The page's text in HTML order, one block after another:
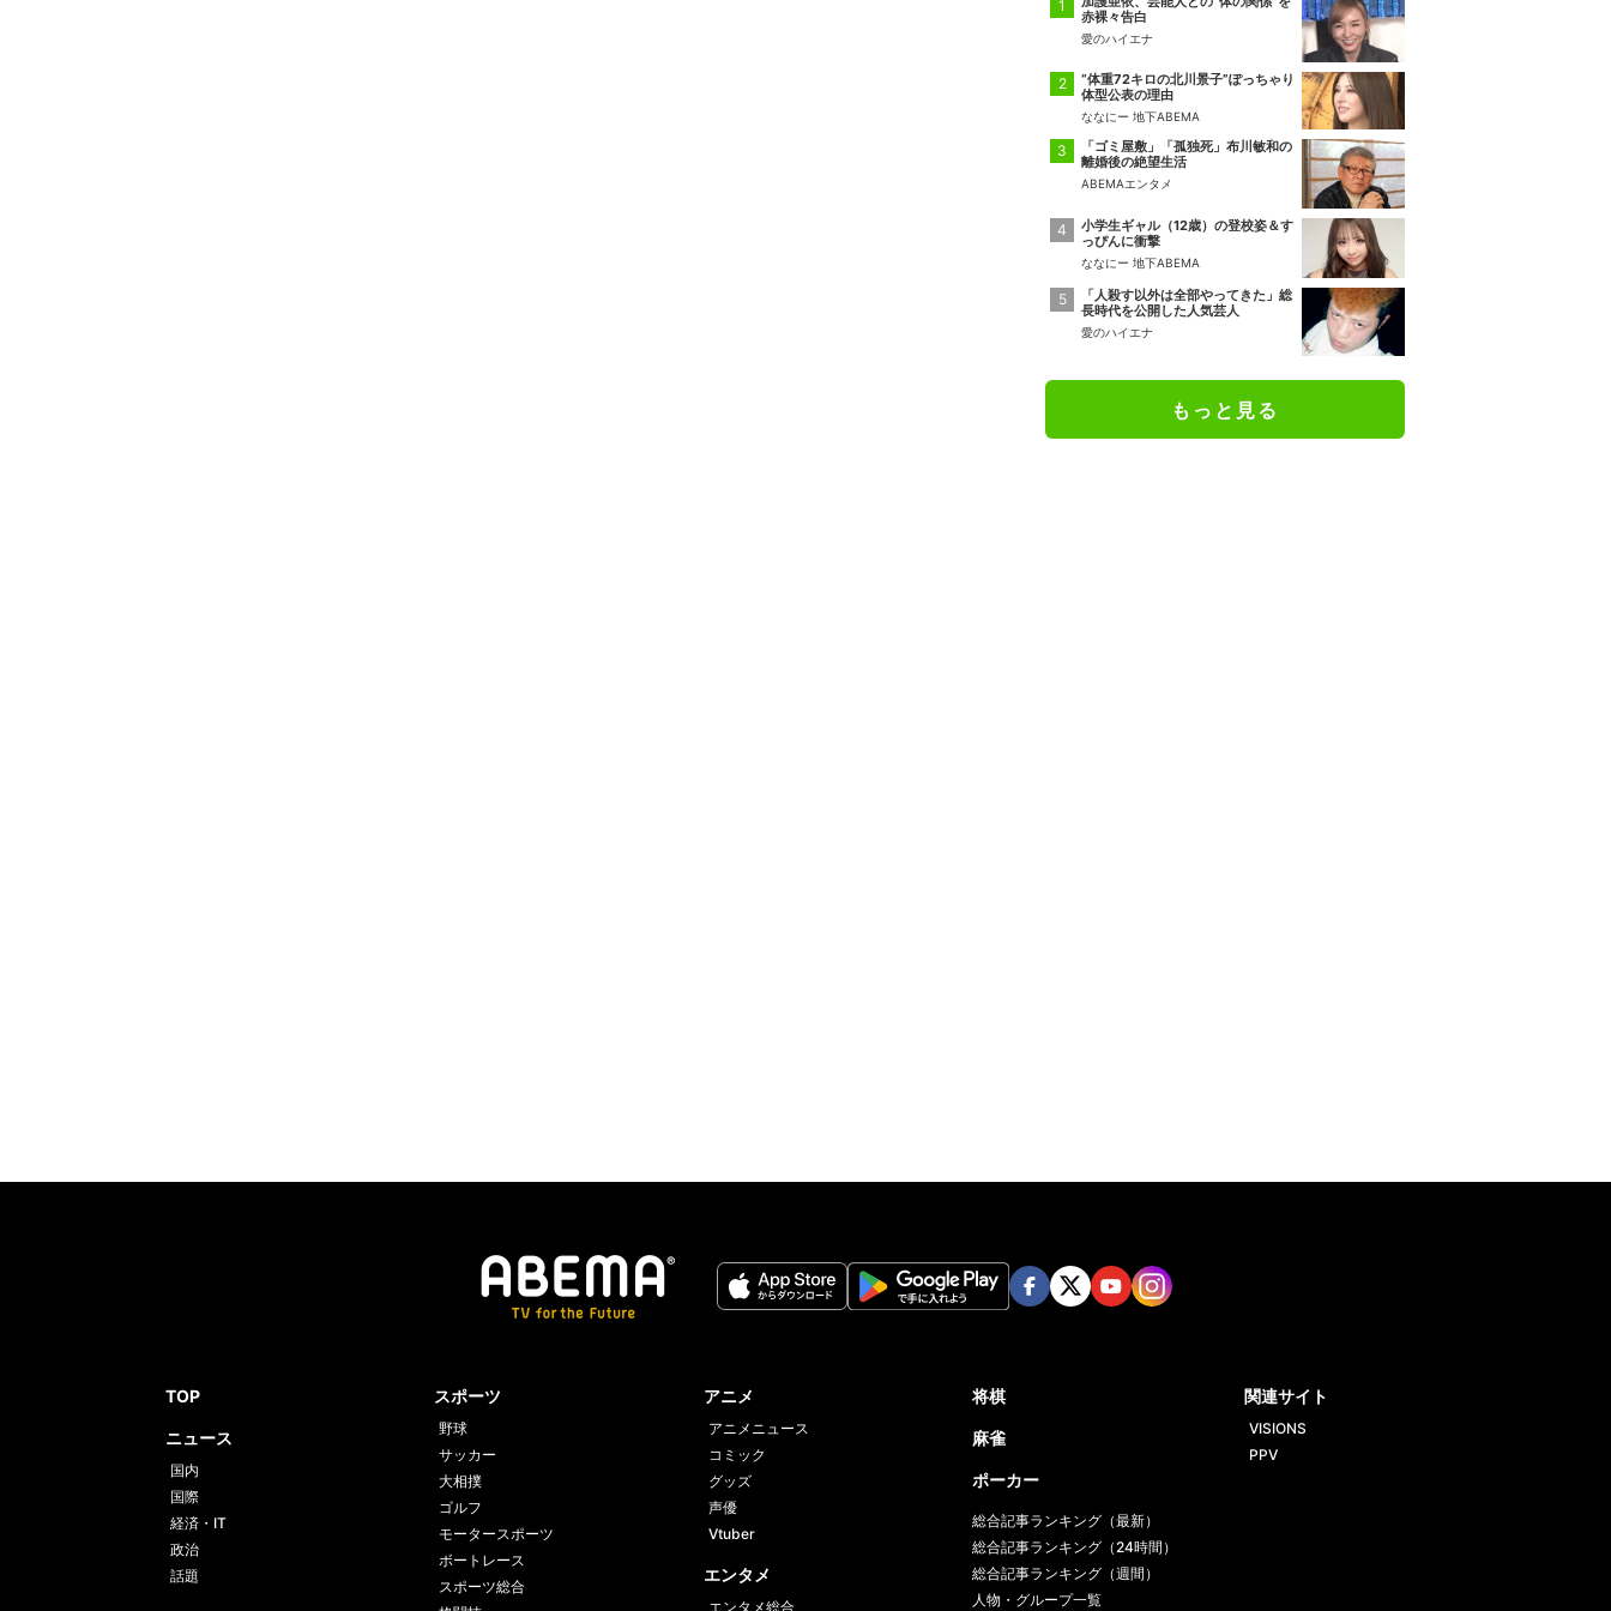
赤裸々告白
愛のハイエナ
“体重72キロの北川景子”ぽっちゃり
体型公表の理由
ななにー 地下ABEMA
「ゴミ屋敷」「孤独死」布川敏和の
離婚後の絶望生活
ABEMAエンタメ
小学生ギャル（12歳）の登校姿＆す
っぴんに衝撃
ななにー 地下ABEMA
「人殺す以外は全部やってきた」総
長時代を公開した人気芸人
愛のハイエナ
もっと見る
TOP
ニュース
国内
国際
経済・IT
政治
話題
スポーツ
野球
サッカー
大相撲
ゴルフ
モータースポーツ
ボートレース
スポーツ総合
アニメ
アニメニュース
コミック
グッズ
声優
Vtuber
エンタメ
エンタメ総合
将棋
麻雀
ポーカー
総合記事ランキング（最新）
総合記事ランキング（24時間）
総合記事ランキング（週間）
人物・グループ一覧
関連サイト
VISIONS
PPV